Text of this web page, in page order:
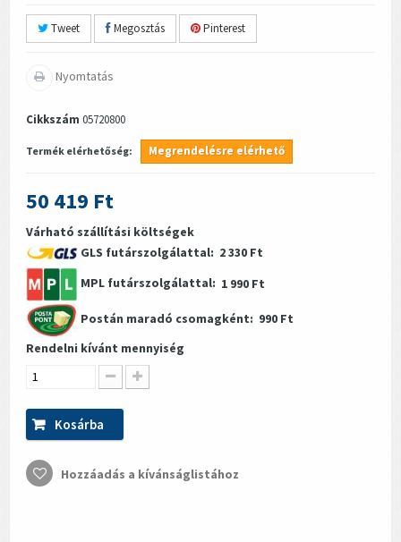
Tweet Megosztás Pinterest
Nyomtatás
Cikkszám 05720800
Termék elérhetőség: Megrendelésre elérhető
50 419 Ft
Várható szállítási költségek
GLS futárszolgálattal: 2 330 Ft
MPL futárszolgálattal: 1 990 Ft
Postán maradó csomagként: 990 Ft
Rendelni kívánt mennyiség
Kosárba
Hozzáadás a kívánságlistához